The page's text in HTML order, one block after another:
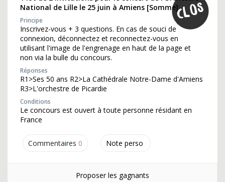
Commentaires 0 Note perso
National de Lille le 25 juin à Amiens [Somme]
Principe
Inscrivez-vous + 3 questions. En cas de souci de
connexion, déconnectez et reconnectez-vous en
utilisant l'image de l'engrenage en haut de la page et
non via la bulle du concours.
Réponses
R1>Ses 50 ans R2>La Cathédrale Notre-Dame d'Amiens
R3>L'orchestre de Picardie
Conditions
Le concours est ouvert à toute personne résidant en
France
Proposer les gagnants